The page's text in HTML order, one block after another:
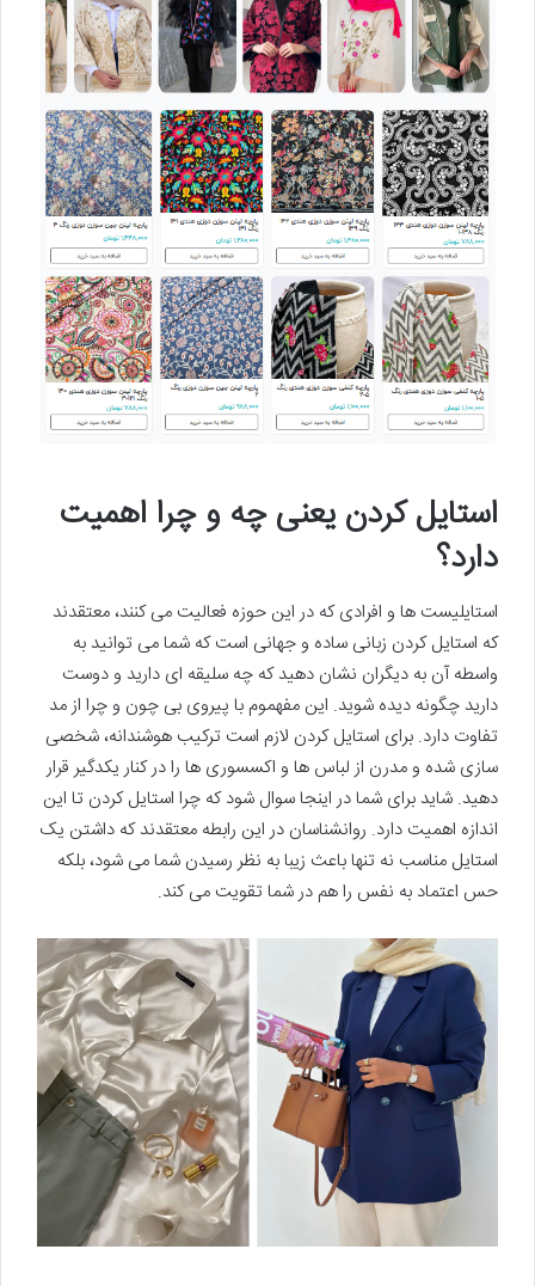
استایل کردن یعنی چه و چرا اهمیت
دارد؟
استایلیست ها و افرادی که در این حوزه فعالیت می کنند، معتقدند
که استایل کردن زبانی ساده و جهانی است که شما می توانید به
واسطه آن به دیگران نشان دهید که چه سلیقه ای دارید و دوست
دارید چگونه دیده شوید. این مفهموم با پیروی بی چون و چرا از مد
تفاوت دارد. برای استایل کردن لازم است ترکیب هوشندانه، شخصی
سازی شده و مدرن از لباس ها و اکسسوری ها را در کنار یکدگیر قرار
دهید. شاید برای شما در اینجا سوال شود که چرا استایل کردن تا این
اندازه اهمیت دارد. روانشناسان در این رابطه معتقدند که داشتن یک
استایل مناسب نه تنها باعث زیبا به نظر رسیدن شما می شود، بلکه
حس اعتماد به نفس را هم در شما تقویت می کند.